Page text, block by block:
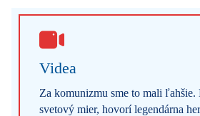
Videa
Za komunizmu sme to mali ľahšie.
svetový mier, hovorí legendárna